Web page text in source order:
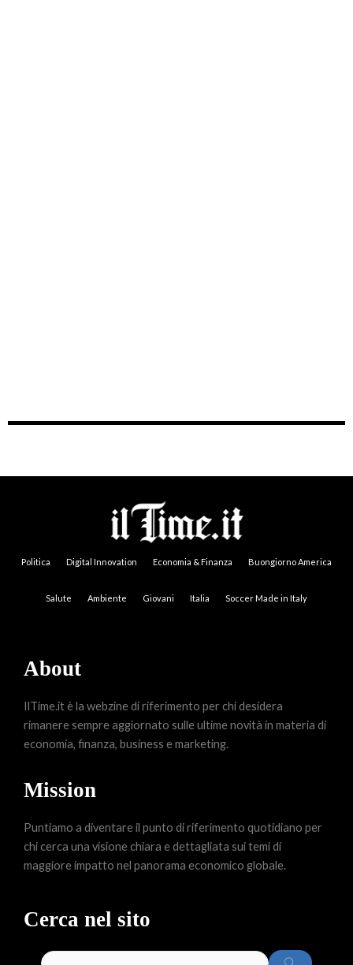
Politica Digital Innovation Economia & Finanza Buongiorno America
Salute Ambiente Giovani Italia Soccer Made in Italy
About
IlTime.it è la webzine di riferimento per chi desidera
rimanere sempre aggiornato sulle ultime novità in materia di
economia, finanza, business e marketing.
Mission
Puntiamo a diventare il punto di riferimento quotidiano per
chi cerca una visione chiara e dettagliata sui temi di
maggiore impatto nel panorama economico globale.
Cerca nel sito